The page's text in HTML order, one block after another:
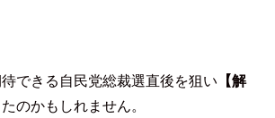
できる自民党総裁選直後を狙い 【解
のかもしれません。